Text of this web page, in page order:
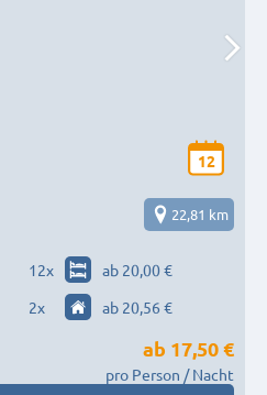
12
22,81 km
12x
ab 20,00 €
2x ab 20,56 €
ab 17,50 €
pro Person / Nacht